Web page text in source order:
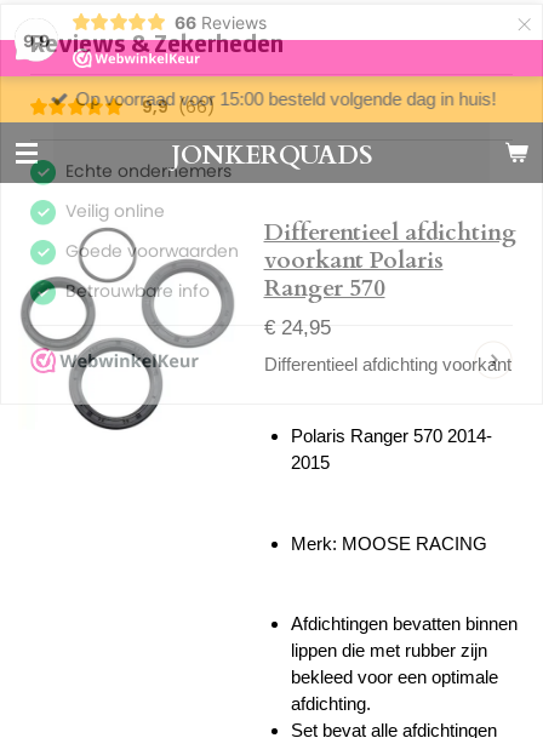
9,9
66 Reviews ×
JONKERQUADS
Op voorraad voor 15:00 besteld volgende dag in huis!
Differentieel afdichting
voorkant Polaris
Ranger 570
€ 24,95
Differentieel afdichting voorkant
Polaris Ranger 570 2014-
2015
Merk: MOOSE RACING
Afdichtingen bevatten binnen
lippen die met rubber zijn
bekleed voor een optimale
afdichting.
Set bevat alle afdichtingen